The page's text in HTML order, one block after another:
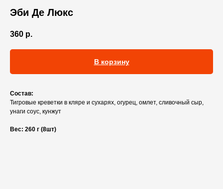
Эби Де Люкс
360 р.
В корзину
Состав:
Тигровые креветки в кляре и сухарях, огурец, омлет, сливочный сыр,
унаги соус, кунжут
Вес: 260 г (8шт)